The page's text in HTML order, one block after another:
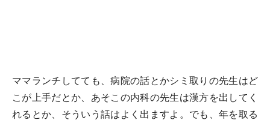
ママランチしてても、病院の話とかシミ取りの先生はど
こが上手だとか、あそこの内科の先生は漢方を出してく
れるとか、そういう話はよく出ますよ。でも、年を取る